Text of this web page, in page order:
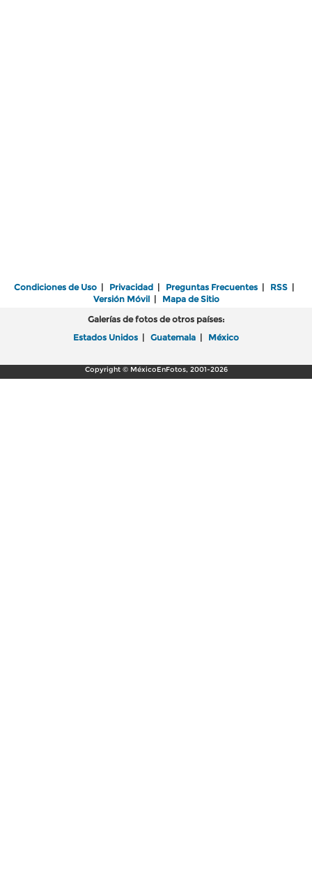
Condiciones de Uso | Privacidad | Preguntas Frecuentes | RSS |
Versión Móvil| Mapa de Sitio
Galerías de fotos de otros países:
Estados Unidos | Guatemala | México
Copyright © MéxicoEnFotos, 2001-2026